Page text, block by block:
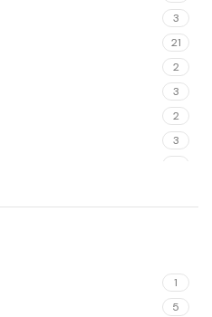
3
21
2
3
2
3
1
5
1
5